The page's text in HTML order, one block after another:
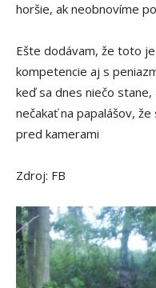
horšie, ak neobnovíme
Ešte dodávam, že toto
kompetencie aj s
keď sa dnes niečo
nečakať na papalášov,
pred kamerami
Zdroj: FB